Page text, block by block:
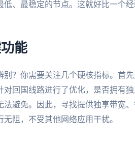
、最稳定的节点。这就好比一个
能
？你需要关注几个硬核指标。首
回国线路进行了优化，是否拥有
避免。因此，寻找提供独享带宽
阻，不受其他网络应用干扰。